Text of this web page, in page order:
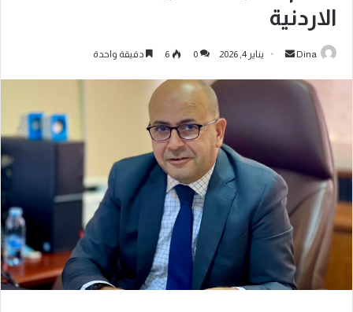
الاردنية
Dina يناير 4, 2026 0
6 دقيقة واحدة